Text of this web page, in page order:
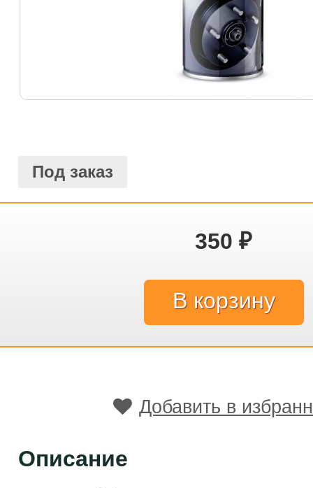
Под заказ
350 ₽
Добавить в
Описание